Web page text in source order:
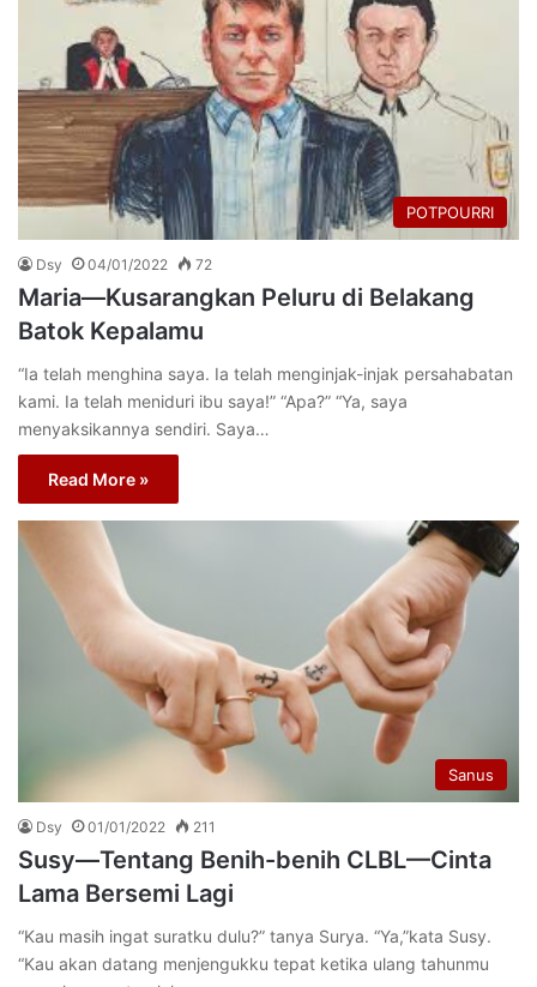
POTPOURRI
Dsy 04/01/2022 72
Maria—Kusarangkan Peluru di Belakang
Batok Kepalamu
“Ia telah menghina saya. Ia telah menginjak-injak persahabatan
kami. Ia telah meniduri ibu saya!” “Apa?” “Ya, saya
menyaksikannya sendiri. Saya…
Read More »
Sanus
Dsy 01/01/2022 211
Susy—Tentang Benih-benih CLBL—Cinta
Lama Bersemi Lagi
“Kau masih ingat suratku dulu?” tanya Surya. “Ya,”kata Susy.
“Kau akan datang menjengukku tepat ketika ulang tahunmu